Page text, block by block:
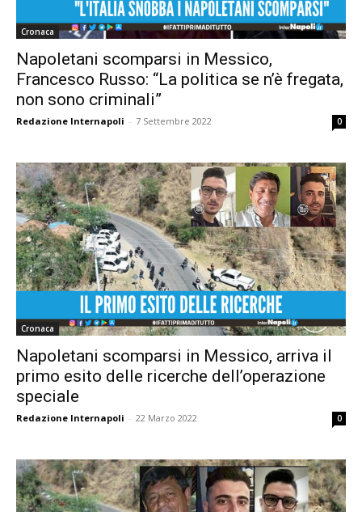
Cronaca
Napoletani scomparsi in Messico,
Francesco Russo: “La politica se n’è fregata,
non sono criminali”
Redazione Internapoli - 7 Settembre 2022 0
Cronaca
Napoletani scomparsi in Messico, arriva il
primo esito delle ricerche dell’operazione
speciale
Redazione Internapoli - 22 Marzo 2022 0